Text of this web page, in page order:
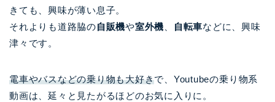
きても、興味が薄い息子。
それよりも道路脇の自販機や室外機 自転車などに、興味
津々です。
電車やバスなどの乗り物も大好きで、Youtubeの乗り物系
動画は、延々と見たがるほどのお気に入りに。